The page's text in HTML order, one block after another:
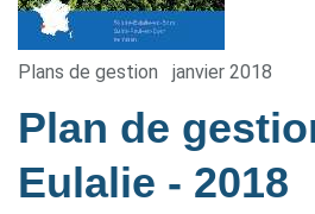
Plans de gestion janvier 2018
Plan de
Eulalie - 2018